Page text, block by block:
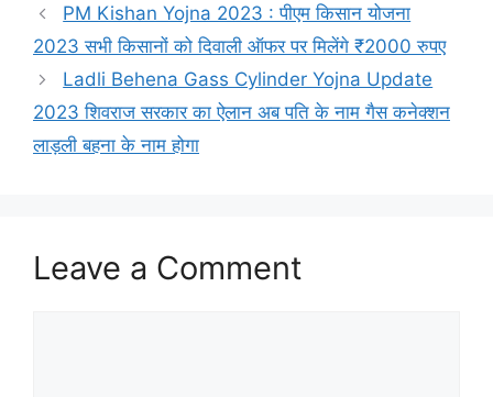
PM Kishan Yojna 2023 : पीएम किसान योजना
2023 सभी किसानों को दिवाली ऑफर पर मिलेंगे ₹2000 रुपए
Ladli Behena Gass Cylinder Yojna Update
2023 शिवराज सरकार का ऐलान अब पति के नाम गैस कनेक्शन
लाड़ली बहना के नाम होगा
Leave a Comment